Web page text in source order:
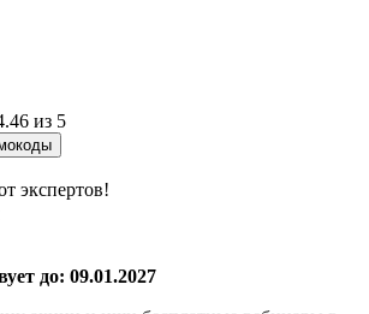
из 5
экспертов!
до: 09.01.2027